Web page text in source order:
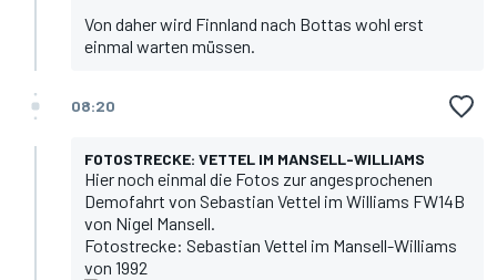
Von daher wird Finnland nach Bottas wohl erst
einmal warten müssen.
08:20
FOTOSTRECKE: VETTEL IM MANSELL-WILLIAMS
Hier noch einmal die Fotos zur angesprochenen
Demofahrt von Sebastian Vettel im Williams FW14B
von Nigel Mansell.
Fotostrecke: Sebastian Vettel im Mansell-Williams
von 1992